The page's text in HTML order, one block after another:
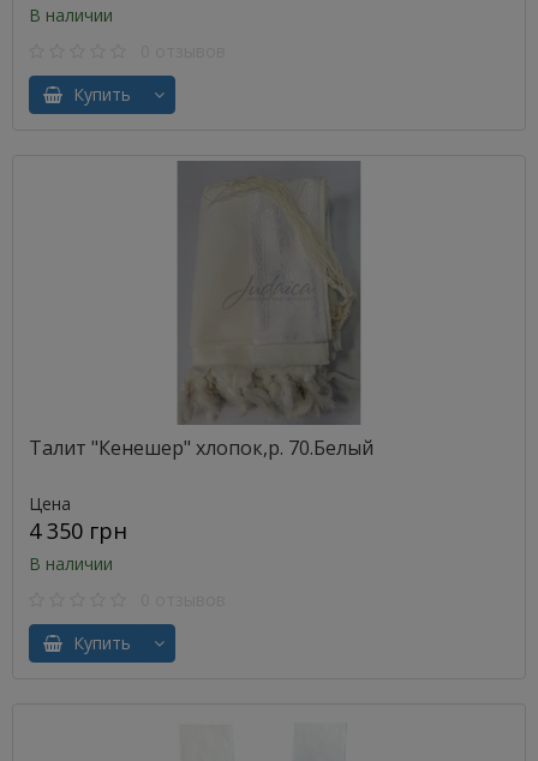
В наличии
Купить
Талит "Кенешер" хлопок,р. 70.Белый
Цена
4 350 грн
В наличии
Купить